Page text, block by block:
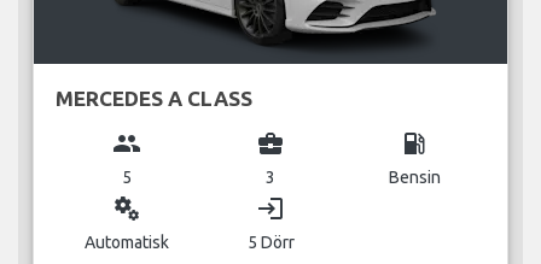
MERCEDES A CLASS
group
5
business_center
3
local_gas_station
Bensin
miscellaneous_services
Automatisk
login
5 Dörr